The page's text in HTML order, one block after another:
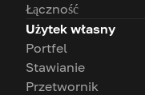
Łączność
Użytek własny
Portfel
Stawianie
Przetwornik